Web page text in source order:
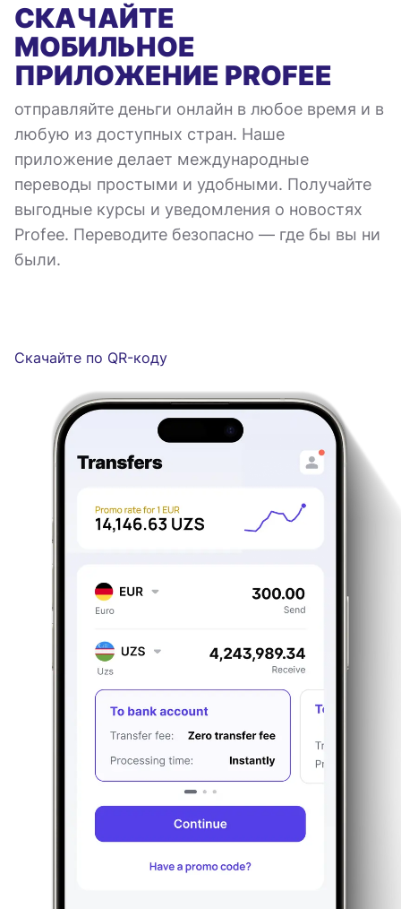
СКАЧАЙТЕ
МОБИЛЬНОЕ
ПРИЛОЖЕНИЕ PROFEE
отправляйте деньги онлайн в любое время и в
любую из доступных стран. Наше
приложение делает международные
переводы простыми и удобными. Получайте
выгодные курсы и уведомления о новостях
Profee. Переводите безопасно — где бы вы ни
были.
Скачайте по QR-коду